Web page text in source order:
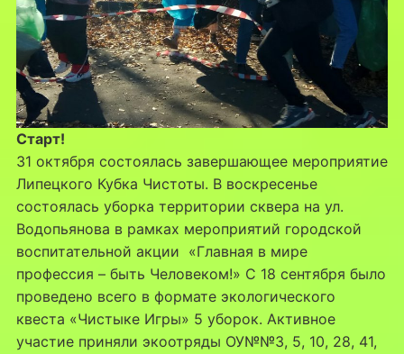
Старт!
31 октября состоялась завершающее мероприятие
Липецкого Кубка Чистоты. В воскресенье
состоялась уборка территории сквера на ул.
Водопьянова в рамках мероприятий городской
воспитательной акции «Главная в мире
профессия – быть Человеком!» С 18 сентября было
проведено всего в формате экологического
квеста «Чистыке Игры» 5 уборок. Активное
участие приняли экоотряды ОУ№№3, 5, 10, 28, 41,